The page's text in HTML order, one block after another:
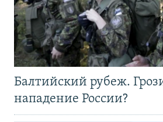
Балтийский рубеж.
нападение России?